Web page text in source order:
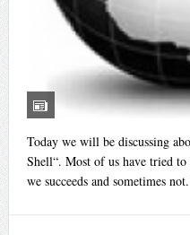
Today we will be discussing
Shell“. Most of us have tried
we succeeds and sometimes